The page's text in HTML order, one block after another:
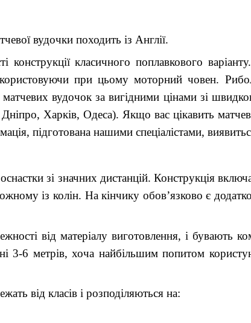
вудочки походить із Англії.
конструкції класичного поплавкового
при цьому моторний човен.
вудочок за вигідними цінами зі
Харків, Одеса). Якщо вас цікавить
підготована нашими спеціалістами,
зі значних дистанцій. Конструкція
із колін. На кінчику обов’язково є
від матеріалу виготовлення, і бувають
3-6 метрів, хоча найбільшим попитом
від класів і розподіляються на: